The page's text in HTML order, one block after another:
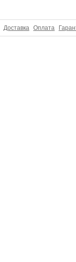
Доставка Оплата